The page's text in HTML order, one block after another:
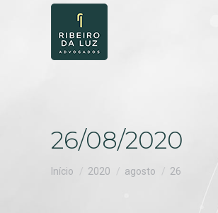
26/08/2020
Você está aqui:
Início 2020 agosto 26